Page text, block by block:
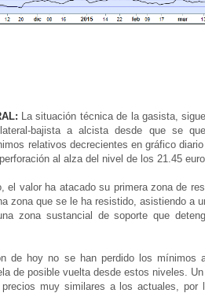
La situación técnica de la gasista,
bajista a alcista desde que se
relativos decrecientes en gráfico
al alza del nivel de los 21.45
el valor ha atacado su primera zona de
zona que se le ha resistido, asistiendo a
zona sustancial de soporte que
hoy no se han perdido los mínimos
de posible vuelta desde estos niveles.
muy similares a los actuales, por